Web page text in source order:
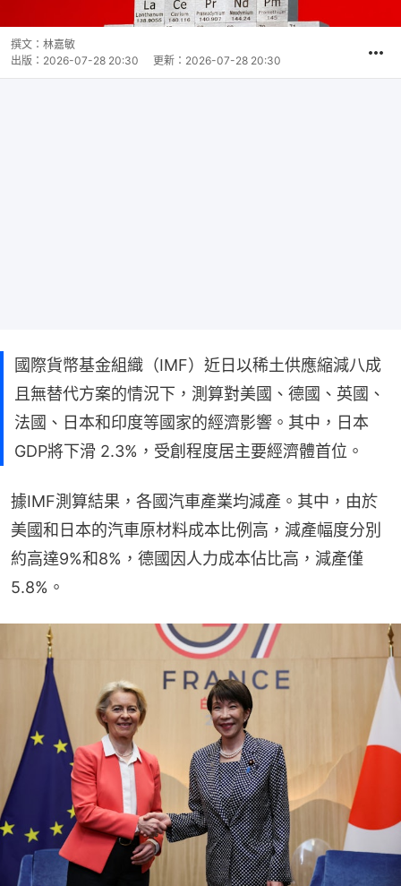
撰文： 林嘉敏
出版： 2026-07-28 20:30 更新： 2026-07-28 20:30
國際貨幣基金組織（IMF）近日以稀土供應縮減八成
且無替代方案的情況下，測算對美國、德國、英國、
法國、日本和印度等國家的經濟影響。其中，日本
GDP將下滑 2.3%，受創程度居主要經濟體首位。
據IMF測算結果，各國汽車產業均減產。其中，由於
美國和日本的汽車原材料成本比例高，減產幅度分別
約高達9%和8%，德國因人力成本佔比高，減產僅
5.8%。